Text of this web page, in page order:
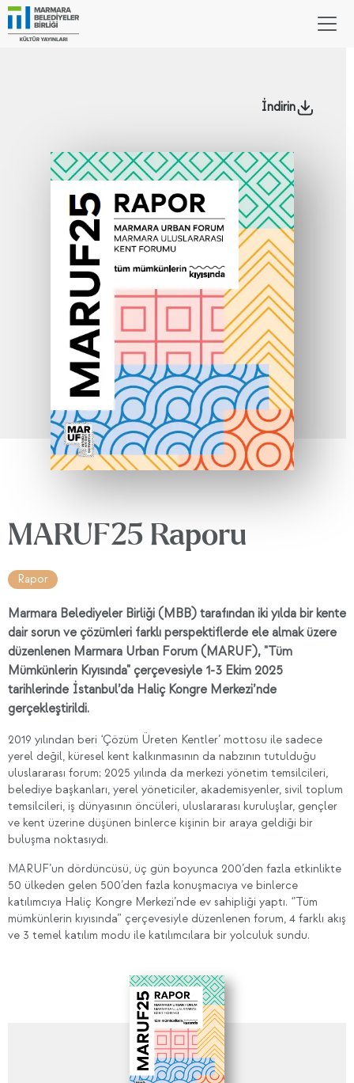
İndirin
MARUF25 Raporu
Rapor
Marmara Belediyeler Birliği (MBB) tarafından iki yılda bir kente
dair sorun ve çözümleri farklı perspektiflerde ele almak üzere
düzenlenen Marmara Urban Forum (MARUF), "Tüm
Mümkünlerin Kıyısında" çerçevesiyle 1-3 Ekim 2025
tarihlerinde İstanbul’da Haliç Kongre Merkezi’nde
gerçekleştirildi.
2019 yılından beri ‘Çözüm Üreten Kentler’ mottosu ile sadece
yerel değil, küresel kent kalkınmasının da nabzının tutulduğu
uluslararası forum; 2025 yılında da merkezi yönetim temsilcileri,
belediye başkanları, yerel yöneticiler, akademisyenler, sivil toplum
temsilcileri, iş dünyasının öncüleri, uluslararası kuruluşlar, gençler
ve kent üzerine düşünen binlerce kişinin bir araya geldiği bir
buluşma noktasıydı.
MARUF’un dördüncüsü, üç gün boyunca 200’den fazla etkinlikte
50 ülkeden gelen 500’den fazla konuşmacıya ve binlerce
katılımcıya Haliç Kongre Merkezi’nde ev sahipliği yaptı. ‘’Tüm
mümkünlerin kıyısında” çerçevesiyle düzenlenen forum, 4 farklı akış
ve 3 temel katılım modu ile katılımcılara bir yolculuk sundu.